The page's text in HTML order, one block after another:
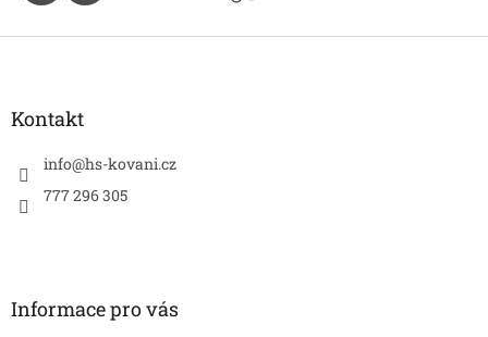
Z
Kontakt
info@hs-kovani.cz
777 296 305
Informace pro vás